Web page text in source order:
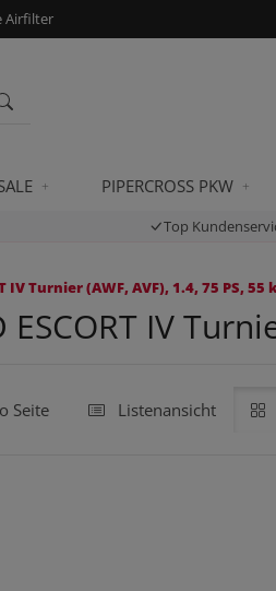
Airfilter
PIPERCROSS PKW
Top
IV Turnier (AWF, AVF), 1.4, 75 PS,
ESCORT IV
Seite Listenansicht